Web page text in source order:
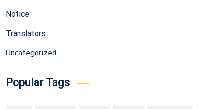
Notice
Translators
Uncategorized
Popular Tags